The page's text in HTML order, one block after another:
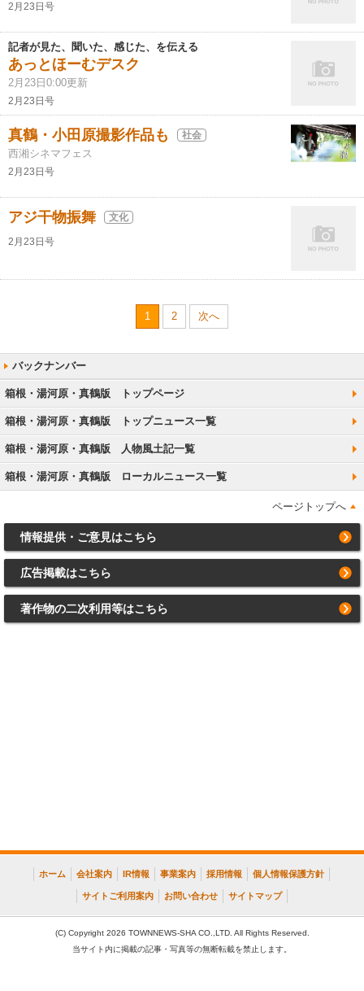
2月23日号
記者が見た、聞いた、感じた、を伝える
あっとほーむデスク
2月23日0:00更新
2月23日号
真鶴・小田原撮影作品も 社会
西湘シネマフェス
2月23日号
アジ干物振舞 文化
2月23日号
1 2 次へ
箱根・湯河原・真鶴版 トップページ
箱根・湯河原・真鶴版 トップニュース一覧
箱根・湯河原・真鶴版 人物風土記一覧
箱根・湯河原・真鶴版 ローカルニュース一覧
ページトップへ
情報提供・ご意見はこちら
広告掲載はこちら
著作物の二次利用等はこちら
ホーム 会社案内 IR情報 事業案内 採用情報 個人情報保護方針
サイトご利用案内 お問い合わせ サイトマップ
(C) Copyright 2026 TOWNNEWS-SHA CO.,LTD. All Rights Reserved.
当サイト内に掲載の記事・写真等の無断転載を禁止します。